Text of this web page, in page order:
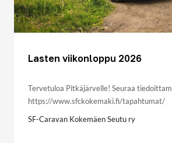
Lasten viikonloppu 2026
Tervetuloa Pitkäjärvelle! Seuraa
https://www.sfckokemaki.fi/tapahtumat/
SF-Caravan Kokemäen Seutu ry